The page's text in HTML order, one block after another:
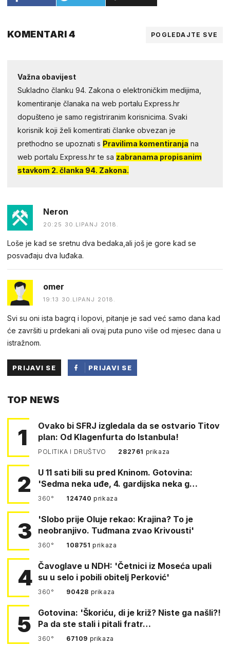
KOMENTARI 4 POGLEDAJTE SVE
Važna obavijest
Sukladno članku 94. Zakona o elektroničkim medijima,
komentiranje članaka na web portalu Express.hr
dopušteno je samo registriranim korisnicima. Svaki
korisnik koji želi komentirati članke obvezan je
prethodno se upoznati s Pravilima komentiranja na
web portalu Express.hr te sa zabranama propisanim
stavkom 2. članka 94. Zakona.
Neron
20:25 30.LIPANJ 2018.
Loše je kad se sretnu dva bedaka,ali još je gore kad se
posvađaju dva luđaka.
omer
19:13 30.LIPANJ 2018.
Svi su oni ista bagrq i lopovi, pitanje je sad već samo dana kad
će završiti u prdekani ali ovaj puta puno više od mjesec dana u
istražnom.
PRIJAVI SE
PRIJAVI SE
TOP NEWS
1
Ovako bi SFRJ izgledala da se ostvario Titov
plan: Od Klagenfurta do Istanbula!
POLITIKA I DRUŠTVO 282761 prikaza
2
U 11 sati bili su pred Kninom. Gotovina:
'Sedma neka uđe, 4. gardijska neka g…
360° 124740prikaza
3
'Slobo prije Oluje rekao: Krajina? To je
neobranjivo. Tuđmana zvao Krivousti'
360° 108751prikaza
4 Čavoglave u NDH: 'Četnici iz Moseća upali
su u selo i pobili obitelj Perković'
360° 90428 prikaza
5
Gotovina: 'Škoriću, di je križ? Niste ga našli?!
Pa da ste stali i pitali fratr…
360° 67109 prikaza